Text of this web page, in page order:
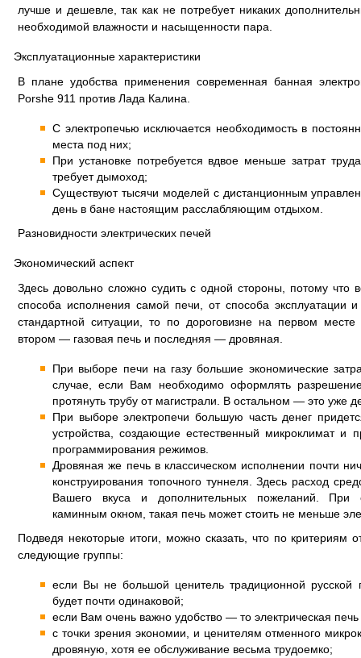
лучше и дешевле, так как не потребует никаких
необходимой влажности и насыщенности пара.
Эксплуатационные характеристики
В плане удобства применения современная банная
Porshe 911 против Лада Калина.
С электропечью исключается необходимость в
места под них;
При установке потребуется вдвое меньше затрат
требует дымоход;
Существуют тысячи моделей с дистанционным
день в бане настоящим расслабляющим отдыхом.
Разновидности электрических печей
Экономический аспект
Здесь довольно сложно судить с одной стороны, потому что
способа исполнения самой печи, от способа эксплуатации
стандартной ситуации, то по дороговизне на первом
втором — газовая печь и последняя — дровяная.
При выборе печи на газу большие экономические
случае, если Вам необходимо оформлять
протянуть трубу от магистрали. В остальном — это уже
При выборе электропечи большую часть денег
устройства, создающие естественный микроклимат и
программирования режимов.
Дровяная же печь в классическом исполнении почти
конструирования топочного туннеля. Здесь расход
Вашего вкуса и дополнительных пожеланий. При
каминным окном, такая печь может стоить не меньше
Подведя некоторые итоги, можно сказать, что по критериям
следующие группы:
если Вы не большой ценитель традиционной
будет почти одинаковой;
если Вам очень важно удобство — то электрическая
с точки зрения экономии, и ценителям отменного
дровяную, хотя ее обслуживание весьма трудоемко;